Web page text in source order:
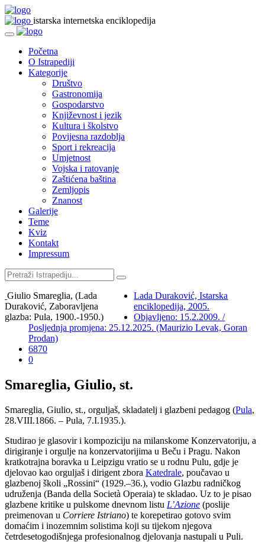
istarska internetska enciklopedija
Početna
O Istrapediji
Kategorije
Društvo
Gastronomija
Gospodarstvo
Književnost i jezik
Kultura i školstvo
Povijesna razdoblja
Sport i rekreacija
Umjetnost
Vojska i ratovanje
Zaštićena baština
Zemljopis
Znanost
Galerije
Teme
Kviz
Kontakt
Impressum
Giulio Smareglia, (Lada
Duraković, Zaboravljena
glazba: Pula, 1900.-1950.)
Lada Duraković, Istarska
enciklopedija, 2005.
Objavljeno: 15.2.2009. /
Posljednja promjena: 25.12.2025. (Maurizio Levak, Goran
Prodan)
6870
0
Smareglia, Giulio, st.
Smareglia, Giulio, st., orguljaš, skladatelj i glazbeni pedagog (Pula,
28.VIII.1866. – Pula, 7.I.1935.).
Studirao je glasovir i kompoziciju na milanskome Konzervatoriju, a
dirigiranje i orgulje na konzervatorijima u Beču i Pragu. Nakon
kratkotrajna boravka u Leipzigu vratio se u rodnu Pulu, gdje je
djelovao kao orguljaš i dirigent zbora Katedrale, poučavao u
glazbenoj školi „Rossini“ (1929.–36.), vodio Glazbu radničkog
udruženja (Banda della Società Operaia) te skladao. Uz to je pisao
glazbene kritike u pulskome dnevnom listu L’Azione (poslije
preimenovan u Corriere Istriano) te korepetirao gotovo svim
domaćim i inozemnim solistima koji su tijekom njegova
četrdesetogodišnjega profesionalnog djelovanja nastupali u Puli.